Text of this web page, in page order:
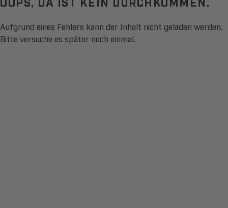
Aufgrund eines Fehlers kann der Inhalt nicht geladen werden.
Bitte versuche es später noch einmal.